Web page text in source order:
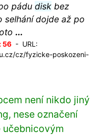
pádu diskbez
selhání dojde až po
...
56- URL:
cz/fyzicke-poskozeni-
není nikdo jiný
nese označení
učebnicovým